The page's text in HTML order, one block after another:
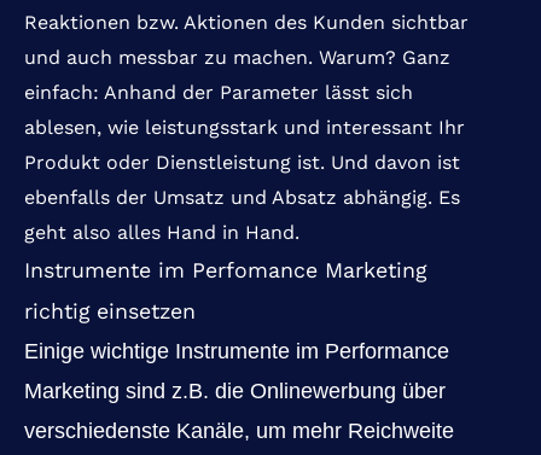
Reaktionen bzw. Aktionen des Kunden sichtbar
und auch messbar zu machen. Warum? Ganz
einfach: Anhand der Parameter lässt sich
ablesen, wie leistungsstark und interessant Ihr
Produkt oder Dienstleistung ist. Und davon ist
ebenfalls der Umsatz und Absatz abhängig. Es
geht also alles Hand in Hand.
Instrumente im Perfomance Marketing
richtig einsetzen
Einige wichtige Instrumente im Performance
Marketing sind z.B. die Onlinewerbung über
verschiedenste Kanäle, um mehr Reichweite